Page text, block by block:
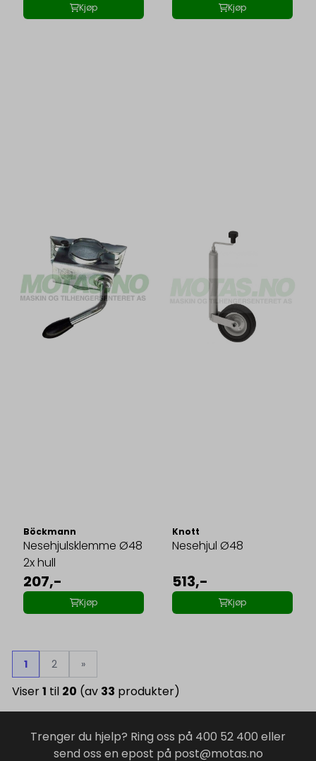
Kjøp Kjøp
Böckmann
Nesehjulsklemme Ø48
2x hull
207,-
Kjøp
Knott
Nesehjul Ø48
513,-
Kjøp
1 2 »
Viser1 til 20 (av 33 produkter)
Trenger du hjelp? Ring oss på 400 52 400 eller
send oss en epost på post@motas.no